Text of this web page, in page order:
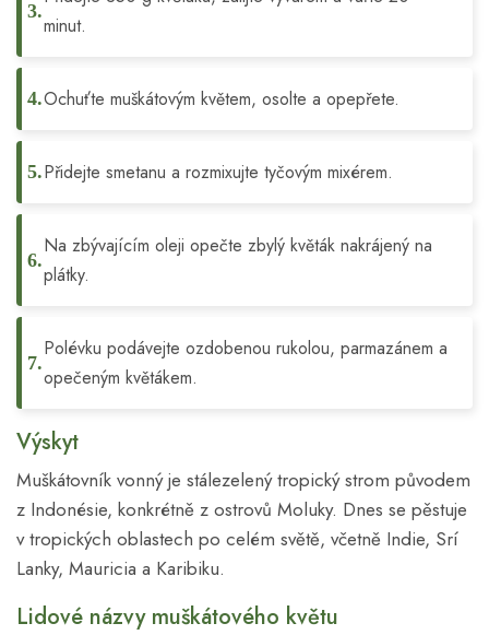
minut.
Ochuťte muškátovým květem, osolte a opepřete.
Přidejte smetanu a rozmixujte tyčovým mixérem.
Na zbývajícím oleji opečte zbylý květák nakrájený na
plátky.
Polévku podávejte ozdobenou rukolou, parmazánem a
opečeným květákem.
Výskyt
Muškátovník vonný je stálezelený tropický strom původem
z Indonésie, konkrétně z ostrovů Moluky. Dnes se pěstuje
v tropických oblastech po celém světě, včetně Indie, Srí
Lanky, Mauricia a Karibiku.
Lidové názvy muškátového květu